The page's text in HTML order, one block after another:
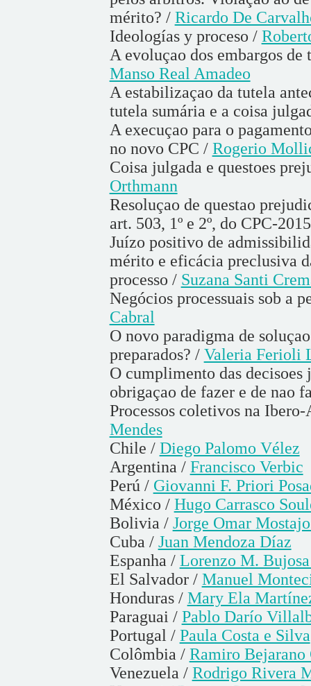
mérito? / Ricardo De
Ideologías y proceso /
A evoluçao dos embargos
Manso Real Amadeo
A estabilizaçao da tutela
tutela sumária e a coisa
A execuçao para o
no novo CPC / Rogerio
Coisa julgada e questoes
Orthmann
Resoluçao de questao
art. 503, 1º e 2º, do CPC-
Juízo positivo de
mérito e eficácia preclusiva
processo / Suzana Santi
Negócios processuais sob a
Cabral
O novo paradigma de
preparados? / Valeria Ferioli
O cumplimento das
obrigaçao de fazer e de nao
Processos coletivos na
Mendes
Chile / Diego Palomo Vélez
Argentina / Francisco Verbic
Perú / Giovanni F. Priori
México / Hugo Carrasco
Bolivia / Jorge Omar
Cuba / Juan Mendoza Díaz
Espanha / Lorenzo M.
El Salvador / Manuel
Honduras / Mary Ela
Paraguai / Pablo Darío
Portugal / Paula Costa e Silva
Colômbia / Ramiro Bejarano
Venezuela / Rodrigo Rivera